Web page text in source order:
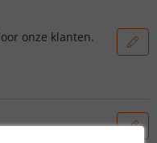
onze klanten.